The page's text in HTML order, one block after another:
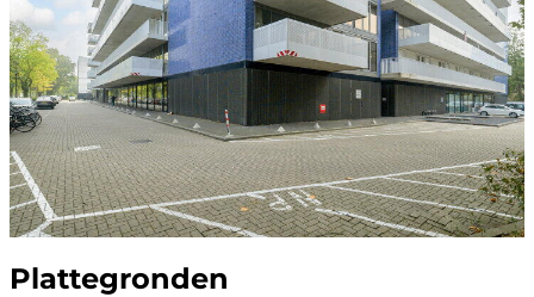
Plattegronden